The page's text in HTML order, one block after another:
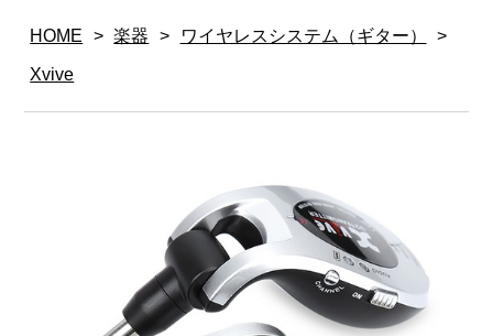
HOME > 楽器 > ワイヤレスシステム（ギター） >
Xvive